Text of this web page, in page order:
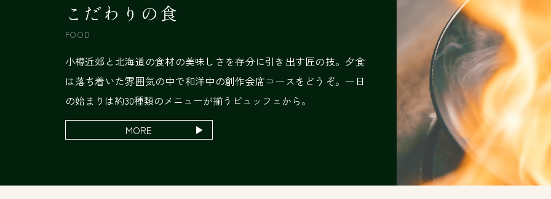
こだわりの食
FOOD
小樽近郊と北海道の食材の美味しさを存分に引き出す匠の技。夕食
は落ち着いた雰囲気の中で和洋中の創作会席コースをどうぞ。一日
の始まりは約30種類のメニューが揃うビュッフェから。
MORE